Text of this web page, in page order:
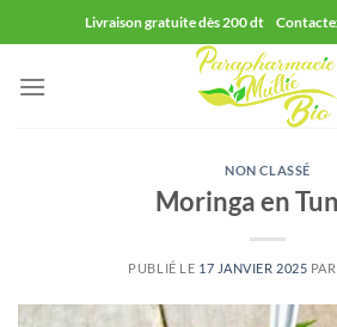
au
contenu
Livraison gratuite dès 200 dt
NON CLASSÉ
Moringa en
PUBLIÉ LE 17 JANVIER 2025 PAR